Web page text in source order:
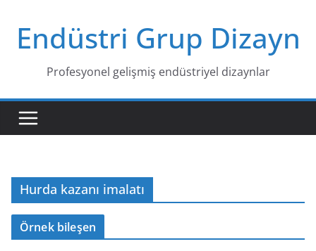
contentEndüstri Grup Dizayn
Profesyonel gelişmiş endüstriyel dizaynlar
Hurda kazanı imalatı
Örnek bileşen